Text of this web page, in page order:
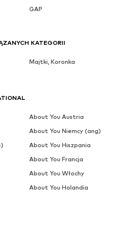
GAP
KATEGORII
Majtki, Koronka
About You Austria
About You Niemcy (ang)
About You Hiszpania
About You Francja
About You Włochy
About You Holandia